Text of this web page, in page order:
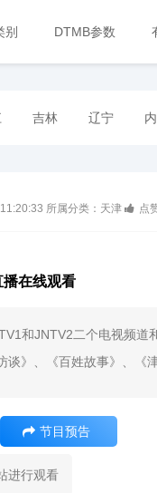
别 DTMB参数
吉林 辽宁
所属分类：天津 点
在线观看
和JNTV2二个电视频道
谈》、《百姓故事》、《
节目预告
进行观看